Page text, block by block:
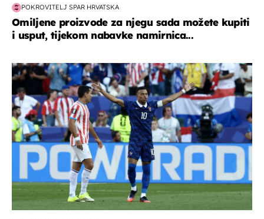
POKROVITELJ SPAR HRVATSKA
Omiljene proizvode za njegu sada možete kupiti
i usput, tijekom nabavke namirnica...
svjetsko prvenstvo 2026